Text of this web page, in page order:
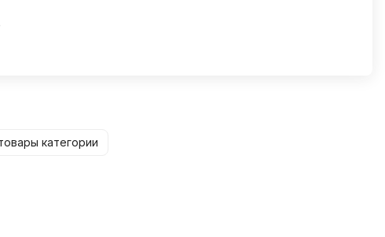
категории